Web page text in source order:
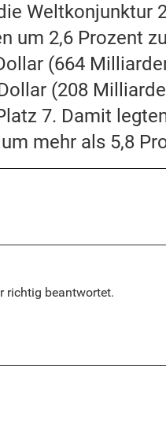
Weltkonjunktur
um 2,6 Prozent
(664
(208
7. Damit
mehr als 5,8
richtig beantwortet.